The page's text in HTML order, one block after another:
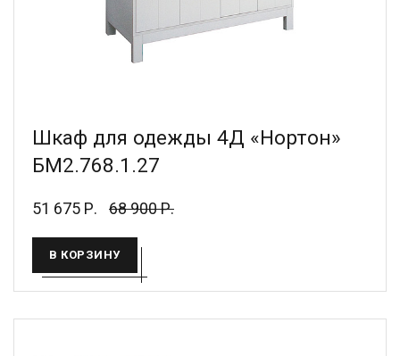
Шкаф для одежды 4Д «Нортон»
БМ2.768.1.27
51 675 Р. 68 900 Р.
В КОРЗИНУ